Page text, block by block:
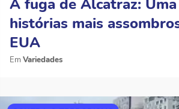
A fuga de Alcatraz:
histórias mais
EUA
Variedades